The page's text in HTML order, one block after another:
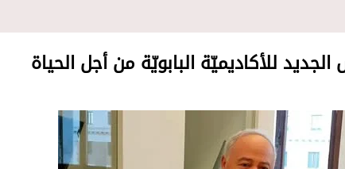
الجديد للأكاديميّة البابويّة من أجل الحياة